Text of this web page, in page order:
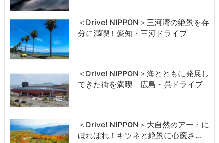
＜Drive! NIPPON＞三河湾の絶景を存
分に満喫！愛知・三河ドライブ
＜Drive! NIPPON＞海とともに発展し
てきた街を満喫 広島・呉ドライブ
＜Drive! NIPPON＞大自然のアートに
ほれぼれ！キツネと絶景に心癒さ…